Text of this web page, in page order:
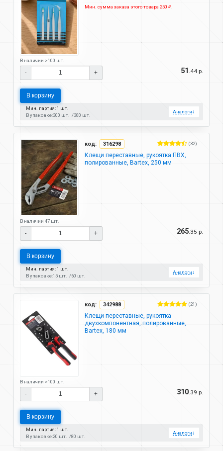
Мин. сумма заказа этого товара 250 ₽.
В наличии >100 шт.
- + 51 .44 р.
В корзину
Мин. партия: 1 шт.
В упаковке:300 шт. 300 шт.
Аналоги↓
код: 316298 (32)
Клещи переставные, рукоятка ПВХ,
полированные, Bartex, 250 мм
В наличии 47 шт.
- + 265 .35 р.
В корзину
Мин. партия: 1 шт.
В упаковке:15 шт. 60 шт.
Аналоги↓
код: 342988 (21)
Клещи переставные, рукоятка
двухкомпонентная, полированные,
Bartex, 180 мм
В наличии >100 шт.
- + 310 .39 р.
В корзину
Мин. партия: 1 шт.
В упаковке:20 шт. 80 шт.
Аналоги↓